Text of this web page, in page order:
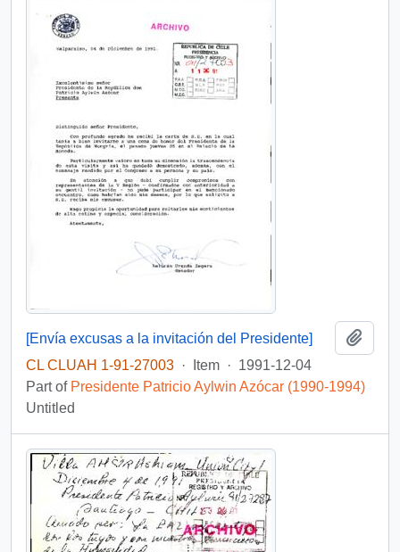
[Envía excusas a la invitación del Presidente]
CL CLUAH 1-91-27003 · Item · 1991-12-04
Part of Presidente Patricio Aylwin Azócar (1990-1994)
Untitled